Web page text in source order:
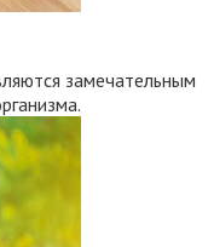
замечательным